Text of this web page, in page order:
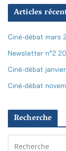
Articles
Ciné-débat mars
Newsletter n°2
Ciné-débat
Ciné-débat
Recherche